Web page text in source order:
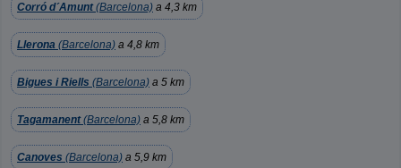
Corró d´Amunt(Barcelona) a 4,3 km
Llerona (Barcelona) a 4,8 km
Bigues i Riells (Barcelona) a 5 km
Tagamanent(Barcelona) a 5,8 km
Canoves (Barcelona) a 5,9 km